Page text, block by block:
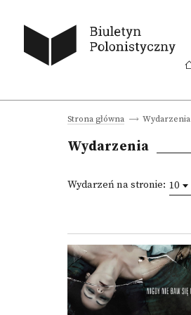
Strona główna Wydarzenia
Wydarzenia
Wydarzeń na stronie: 10